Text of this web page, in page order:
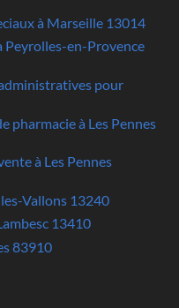
à Marseille 13014
Peyrolles-en-Provence
pour
pharmacie à Les Pennes
à Les Pennes
Vallons 13240
13410
83910